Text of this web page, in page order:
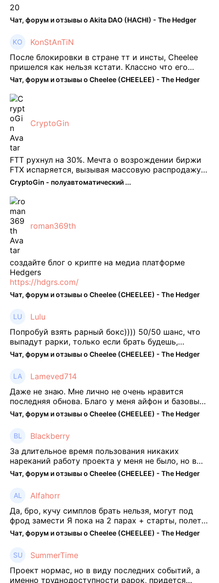
20
Чат, форум и отзывы о Akita DAO (HACHI) - The Hedger
KonStAnTiN
После блокировки в стране тт и инсты, Cheelee
пришелся как нельзя кстати. Классно что его
можно юзать без так уже всем надоевшего vpn.
Сейчас просто чилю и наслаждаюсь др ...
Чат, форум и отзывы о Cheelee (CHEELEE) - The Hedger
CryptoGin
FTT рухнул на 30%. Мечта о возрождении биржи
FTX испаряется, вызывая массовую распродажу
ее собственного токена FTT. По словам Кайко , 5
февраля FTT, ныне бесполезная ...
CryptoGin - полуавтоматический ...
roman369th
создайте блог о крипте на медиа платформе
Hedgers
https://hdgrs.com/
Чат, форум и отзывы о Cheelee (CHEELEE) - The Hedger
Lulu
Попробуй взять рарный бокс)))) 50/50 шанс, что
выпадут рарки, только если брать будешь,
отпиши потом что да как))
Чат, форум и отзывы о Cheelee (CHEELEE) - The Hedger
Lameved714
Даже не знаю. Мне лично не очень нравится
последняя обнова. Благо у меня айфон и базовые
механики платформы остались не тронуты. То
есть нет автоматической прокачки как у ...
Чат, форум и отзывы о Cheelee (CHEELEE) - The Hedger
Blackberry
За длительное время пользования никаких
нареканий работу проекта у меня не было, но в
последнее несколько месяцев как то его
подзабросил (было много изменений, решил отси
Чат, форум и отзывы о Cheelee (CHEELEE) - The Hedger
Alfahorr
Да, бро, кучу симплов брать нельзя, могут под
фрод замести Я пока на 2 парах + старты, полет
нормальный🤓👌🏻
Чат, форум и отзывы о Cheelee (CHEELEE) - The Hedger
SummerTime
Проект нормас, но в виду последних событий, а
именно труднодоступности рарок, придется